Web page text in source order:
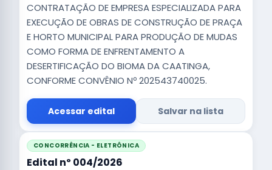
CONTRATAÇÃO DE EMPRESA ESPECIALIZADA PARA
EXECUÇÃO DE OBRAS DE CONSTRUÇÃO DE PRAÇA
E HORTO MUNICIPAL PARA PRODUÇÃO DE MUDAS
COMO FORMA DE ENFRENTAMENTO A
DESERTIFICAÇÃO DO BIOMA DA CAATINGA,
CONFORME CONVÊNIO Nº 202543740025.
Acessar edital Salvar na lista
CONCORRÊNCIA - ELETRÔNICA
Edital nº 004/2026